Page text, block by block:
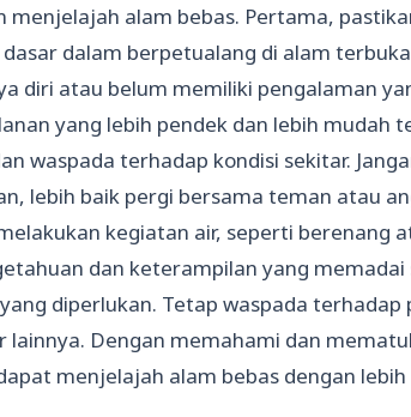
menjelajah alam bebas. Pertama,
dalam berpetualang di alam
diri atau belum memiliki pengalaman
yang lebih pendek dan lebih mudah
waspada terhadap kondisi sekitar.
lebih baik pergi bersama teman atau
kegiatan air, seperti berenang
dan keterampilan yang
diperlukan. Tetap waspada terhadap
lainnya. Dengan memahami dan
menjelajah alam bebas dengan lebih